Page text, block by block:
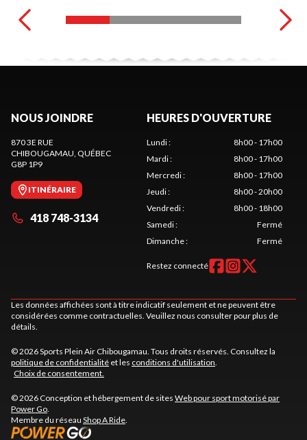
NOUS JOINDRE
870 3E RUE
CHIBOUGAMAU , QUÉBEC
G8P 1P9
ITINÉRAIRE
418 748-3134
HEURES D'OUVERTURE
Lundi:
8h00 - 17h00
Mardi:
8h00 - 17h00
Mercredi:
8h00 - 17h00
Jeudi:
8h00 - 20h00
Vendredi:
8h00 - 18h00
Samedi:
Fermé
Dimanche: Fermé
Restez connecté
Les données affichées sont à titre indicatif seulement et ne peuvent être
considérées comme contractuelles. Veuillez nous consulter pour plus de
détails.
© 2026 Sports Plein Air Chibougamau. Tous droits réservés. Consultez la
politique de confidentialité et les conditions d'utilisation
Choix de consentement.
© 2026 Conception et hébergement de sites Web pour sport motorisé par
Power Go
Membre du réseau Shop A Ride